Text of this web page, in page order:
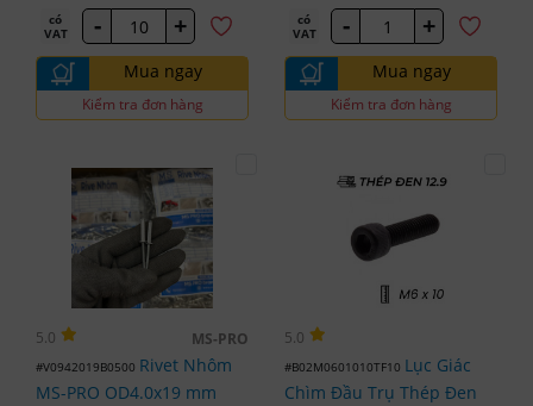
có
VAT
- +
Mua ngay
Kiểm tra đơn hàng
có
VAT
- +
Mua ngay
Kiểm tra đơn hàng
5.0 MS-PRO
#V0942019B0500 Rivet Nhôm
MS-PRO OD4.0x19 mm
5.0
#B02M0601010TF10 Lục Giác
Chìm Đầu Trụ Thép Đen